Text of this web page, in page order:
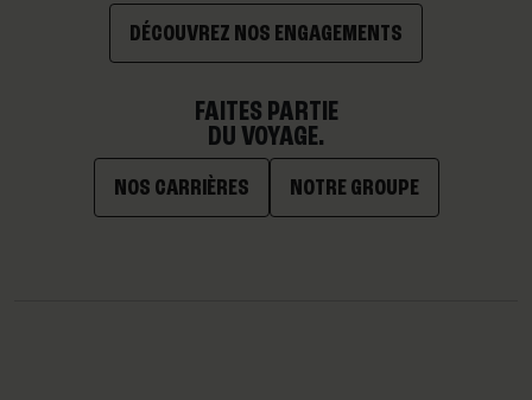
DÉCOUVREZ NOS ENGAGEMENTS
FAITES PARTIE
DU VOYAGE.
NOS CARRIÈRES NOTRE GROUPE